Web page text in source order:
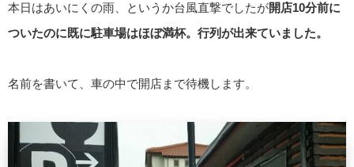
本日はあいにくの雨、というか台風直撃でしたが開店10分前に
ついたのに既に駐車場はほぼ満杯。行列が出来ていました。
名前を書いて、車の中で開店まで待機します。